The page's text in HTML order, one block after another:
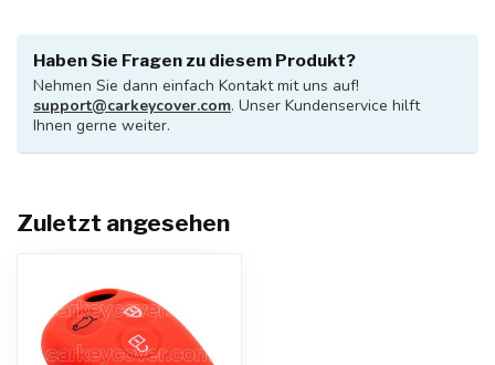
Haben Sie Fragen zu diesem Produkt?
Nehmen Sie dann einfach Kontakt mit uns auf!
support@carkeycover.com. Unser Kundenservice hilft
Ihnen gerne weiter.
Zuletzt angesehen